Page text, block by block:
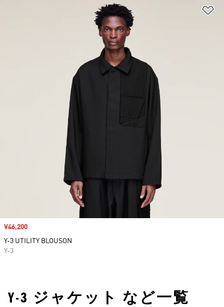
セール価格
¥46,200
Y-3 UTILITY BLOUSON
Y-3
Y-3 ジャケット など一覧